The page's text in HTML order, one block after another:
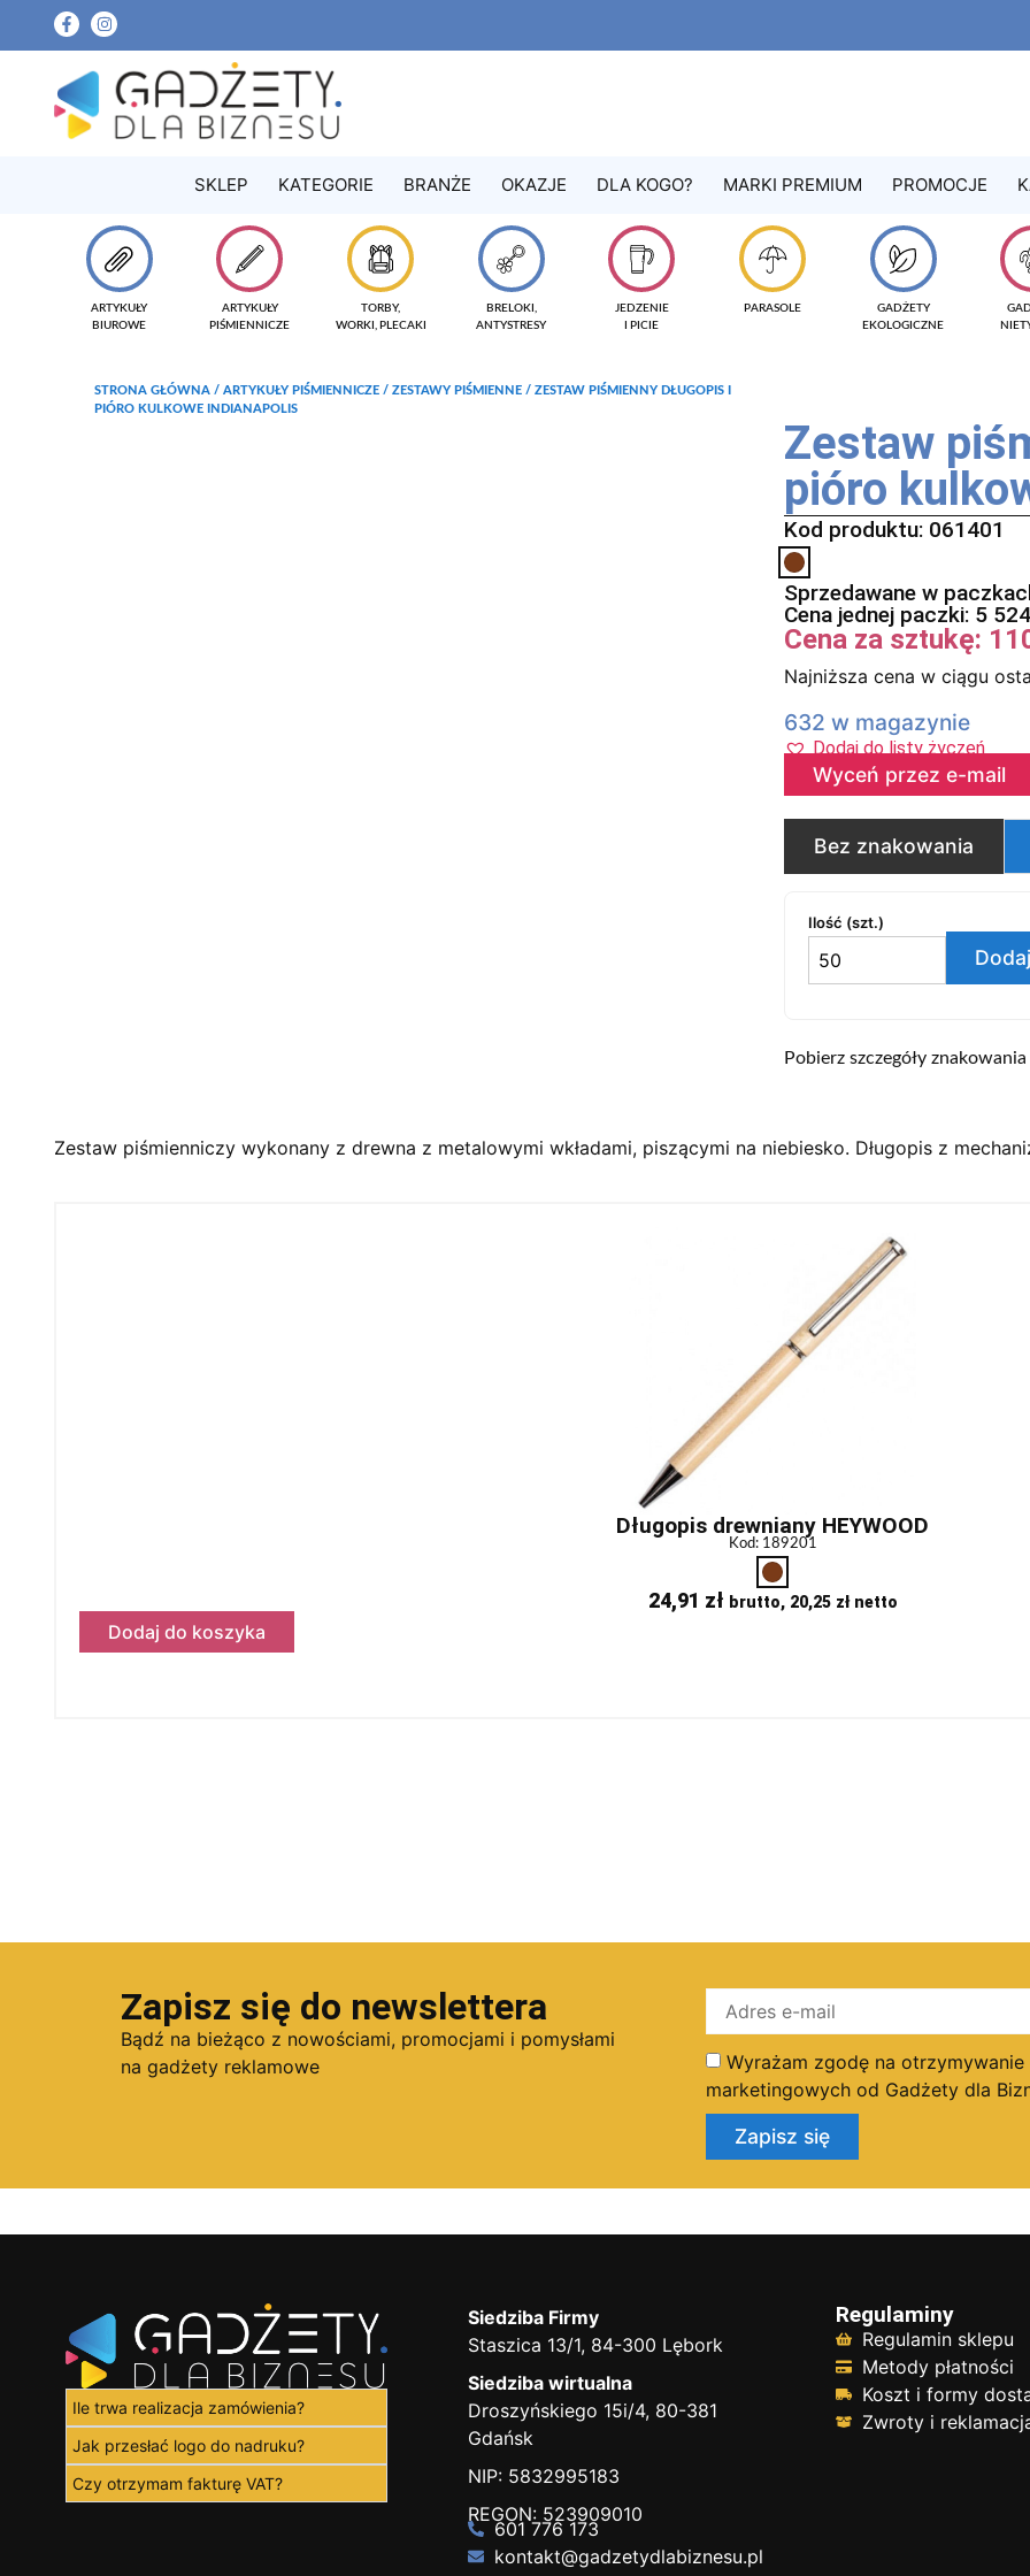
SKLEP KATEGORIE BRANŻE OKAZJE DLA KOGO? MARKI PREMIUM PROMOCJE
ARTYKUŁY
BIUROWE
ARTYKUŁY
PIŚMIENNICZE
TORBY,
WORKI, PLECAKI
BRELOKI,
ANTYSTRESY
JEDZENIE
I PICIE
PARASOLE
GADŻETY
EKOLOGICZNE
STRONA GŁÓWNA / ARTYKUŁY PIŚMIENNICZE / ZESTAWY PIŚMIENNE / ZESTAW PIŚMIENNY DŁUGOPIS I
PIÓRO KULKOWE INDIANAPOLIS
Zestaw
pióro
Kod produktu: 061401
Sprzedawane w
Cena jednej paczki: 5
Cena za sztukę:
Najniższa cena w ciągu
632 w magazynie
Dodaj do listy życzeń
Wyceń przez e-mail
Bez znakowania
Ilość (szt.)
Pobierz szczegóły znakowania
Zestaw piśmienniczy wykonany z drewna z metalowymi wkładami, piszącymi na niebiesko. Długopis z
Długopis drewniany HEYWOOD
Kod: 189201
24,91 zł brutto, 20,25 złnetto
Dodaj do koszyka
Zapisz się do newslettera
Bądź na bieżąco z nowościami, promocjami i pomysłami
na gadżety reklamowe
Wyrażam zgodę na
marketingowych od Gadżety dla
Zapisz się
Ile trwa realizacja zamówienia?
Jak przesłać logo do nadruku?
Czy otrzymam fakturę VAT?
Siedziba Firmy
Staszica 13/1, 84-300 Lębork
Siedziba wirtualna
Droszyńskiego 15i/4, 80-381
Gdańsk
NIP: 5832995183
REGON: 523909010
601 776 173
kontakt@gadzetydlabiznesu.pl
Regulaminy
Regulamin sklepu
Metody płatności
Koszt i formy
Zwroty i